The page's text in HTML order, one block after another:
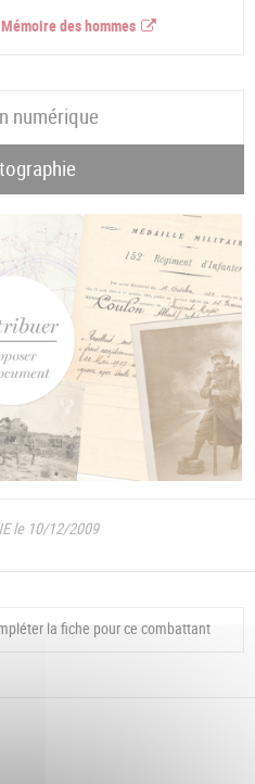
des hommes
numérique
le 10/12/2009
la fiche pour ce combattant